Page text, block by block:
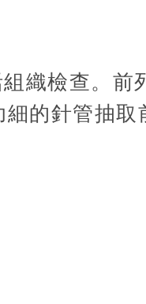
織檢查。前
的針管抽